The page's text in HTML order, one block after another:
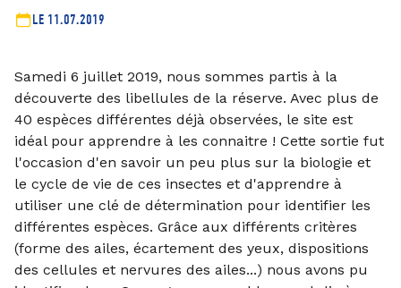
LE 11.07.2019
Samedi 6 juillet 2019, nous sommes partis à la
découverte des libellules de la réserve. Avec plus de
40 espèces différentes déjà observées, le site est
idéal pour apprendre à les connaitre ! Cette sortie fut
l'occasion d'en savoir un peu plus sur la biologie et
le cycle de vie de ces insectes et d'apprendre à
utiliser une clé de détermination pour identifier les
différentes espèces. Grâce aux différents critères
(forme des ailes, écartement des yeux, dispositions
des cellules et nervures des ailes...) nous avons pu